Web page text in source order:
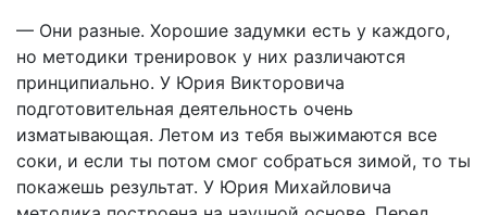
— Они разные. Хорошие задумки есть у каждого,
но методики тренировок у них различаются
принципиально. У Юрия Викторовича
подготовительная деятельность очень
изматывающая. Летом из тебя выжимаются все
соки, и если ты потом смог собраться зимой, то ты
покажешь результат. У Юрия Михайловича